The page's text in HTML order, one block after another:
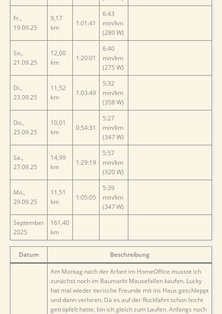
Fr.,
19.09.25
9,17
km
1:01:41
6:43
min/km
(280 W)
So.,
21.09.25
12,00
km
1:20:01
6:40
min/km
(275 W)
Di.,
23.09.25
11,52
km
1:03:49
5:32
min/km
(358 W)
Do.,
25.09.25
10,01
km
0:54:31
5:27
min/km
(347 W)
Sa.,
27.09.25
14,99
km
1:29:19
5:57
min/km
(320 W)
Mo.,
29.09.25
11,51
km
1:05:05
5:39
min/km
(347 W)
September
2025
161,40
km
Datum Beschreibung
Am Montag nach der Arbeit im HomeOffice musste ich
zunächst noch im Baumarkt Mausefallen kaufen. Lucky
hat mal wieder tierische Freunde mit ins Haus geschleppt
und dann verloren. Da es auf der Rückfahrt schon leicht
getröpfelt hatte, bin ich gleich zum Laufen. Anfangs noch